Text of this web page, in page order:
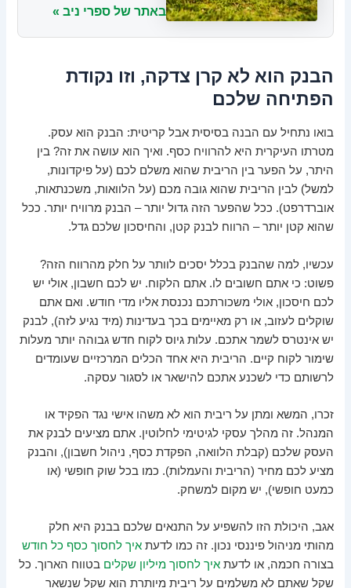
באתר של ספרי ניב »
הבנק הוא לא קרן צדקה, וזו נקודת
הפתיחה שלכם
בואו נתחיל עם הבנה בסיסית אבל קריטית: הבנק הוא עסק.
מטרתו העיקרית היא להרוויח כסף. ואיך הוא עושה את זה? בין
היתר, על הפער בין הריבית שהוא משלם לכם (על פיקדונות,
למשל) לבין הריבית שהוא גובה מכם (על הלוואות, משכנתאות,
אוברדרפט). ככל שהפער הזה גדול יותר – הבנק מרוויח יותר. ככל
שהוא קטן יותר – הרווח לבנק קטן, והחיסכון שלכם גדל.
עכשיו, למה שהבנק בכלל יסכים לוותר על חלק מהרווח הזה?
פשוט: כי אתם חשובים לו. אתם הלקוח. יש לכם חשבון, אולי יש
לכם חיסכון, אולי משכורתכם נכנסת אליו מדי חודש. ואם אתם
שוקלים לעזוב, או רק מאיימים בכך בעדינות (מיד נגיע לזה), לבנק
יש אינטרס לשמר אתכם. עלות גיוס לקוח חדש גבוהה יותר מעלות
שימור לקוח קיים. הריבית היא אחד הכלים המרכזיים שעומדים
לרשותם כדי לשכנע אתכם להישאר או לסגור עסקה.
זכרו, המשא ומתן על ריבית הוא לא משהו אישי נגד הפקיד או
המנהל. זה מהלך עסקי לגיטימי לחלוטין. אתם מציעים לבנק את
העסק שלכם (קבלת הלוואה, הפקדת כסף, ניהול חשבון), והבנק
מציע לכם מחיר (הריבית והעמלות). כמו בכל שוק חופשי (או
כמעט חופשי), יש מקום למשחק.
אגב, היכולת הזו להשפיע על התנאים שלכם בבנק היא חלק
מהותי מניהול פיננסי נכון. זה כמו לדעתאיך לחסוך כסף כל חודש
בצורה חכמה, או לדעתאיך לחסוך מיליון שקלים בטווח הארוך. כל
שקל שאתם לא משלמים על ריבית מיותרת הוא שקל שנשאר